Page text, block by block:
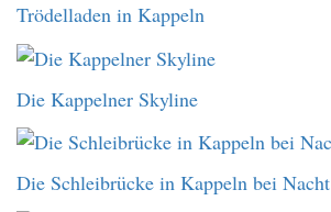
Trödelladen in Kappeln
Die Kappelner Skyline
Die Schleibrücke in Kappeln bei Nacht